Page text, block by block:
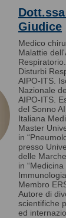
Giudice
Medico
Malattie
Disturbi
AIPO-ITS.
Nazionale
AIPO-ITS.
del Sonno
Italiana
Master
in
presso
delle
in
Membro
Autore di
scientifiche
ed